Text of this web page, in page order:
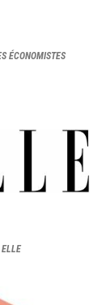
ÉCONOMISTES
ELLE